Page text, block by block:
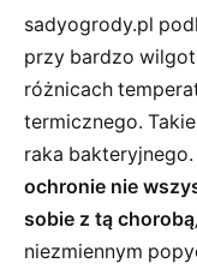
sadyogrody.pl
przy bardzo
różnicach
termicznego.
raka bakteryjnego.
ochronie nie
sobie z tą chorobą
niezmiennym